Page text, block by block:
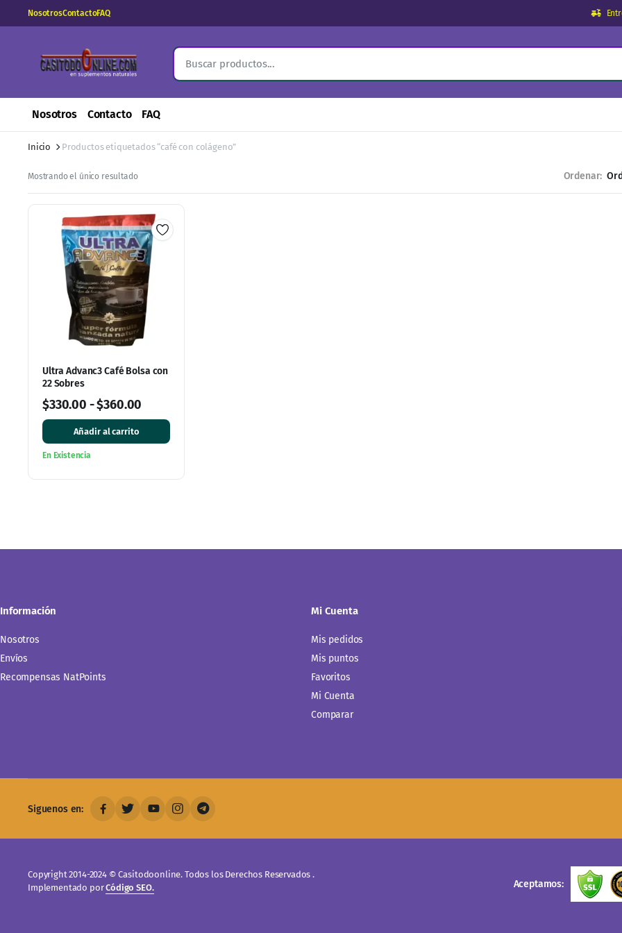
NosotrosContactoFAQ
Nosotros Contacto FAQ
Inicio Productos etiquetados “café con colágeno”
Mostrando el único resultado Ordenar:
Ultra Advanc3 Café Bolsa con
22 Sobres
$330.00 -$360.00
Añadir al carrito
En Existencia
Información
Nosotros
Envíos
Recompensas NatPoints
Mi Cuenta
Mis pedidos
Mis puntos
Favoritos
Mi Cuenta
Comparar
Siguenos en:
Copyright 2014-2024 © Casitodoonline. Todos los Derechos Reservados .
Implementado porCódigo SEO. Aceptamos: